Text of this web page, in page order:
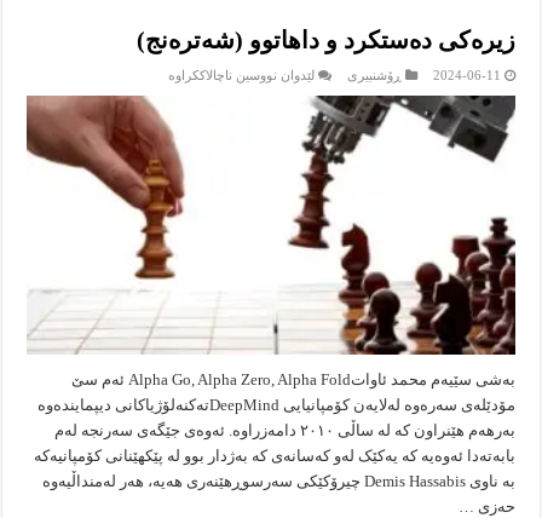
زیرەکی دەستکرد و داهاتوو (شەترەنج)
2024-06-11 ڕۆشنبیرى لێدوان نووسین ناچالاککراوە
دەستکرد
و
داهاتوو
(شەترەنج)
بەشی سێیەم محمد ئاواتAlpha Go, Alpha Zero, Alpha Fold ئەم سێ
مۆدێلەی سەرەوە لەلایەن کۆمپانیایی DeepMindتەکنەلۆژیاکانی دیپمایندەوە
بەرهەم هێنراون کە لە ساڵی ٢٠١٠ دامەزراوە. ئەوەی جێگەی سەرنجە لەم
بابەتەدا ئەوەیە کە یەکێک لەو کەسانەی کە بەژدار بوو لە پێکهێنانی کۆمپانیەکە
بە ناوی Demis Hassabis چیرۆکێکی سەرسوڕهێنەری هەیە، هەر لەمنداڵیەوە
حەزی …